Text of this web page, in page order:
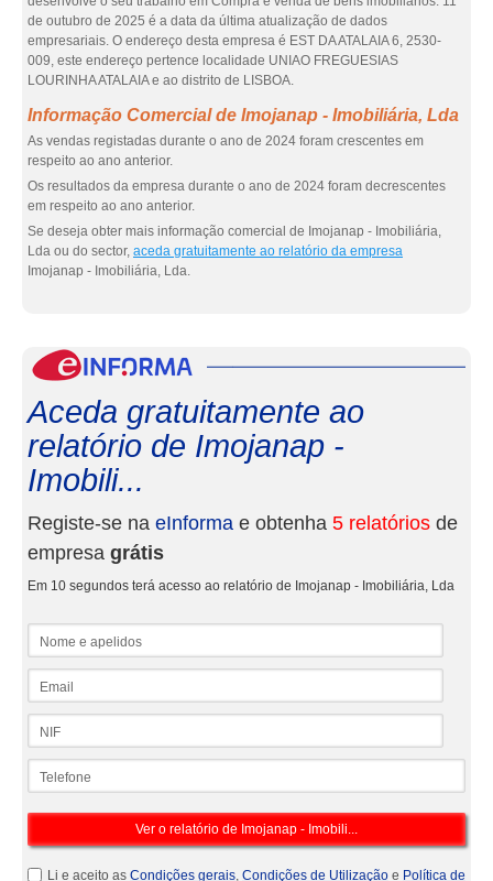
de outubro de 2025 é a data da última atualização de dados
empresariais. O endereço desta empresa é EST DA ATALAIA 6, 2530-
009, este endereço pertence localidade UNIAO FREGUESIAS
LOURINHA ATALAIA e ao distrito de LISBOA.
Informação Comercial de Imojanap - Imobiliária, Lda
As vendas registadas durante o ano de 2024 foram crescentes em
respeito ao ano anterior.
Os resultados da empresa durante o ano de 2024 foram decrescentes
em respeito ao ano anterior.
Se deseja obter mais informação comercial de Imojanap - Imobiliária,
Lda ou do sector, aceda gratuitamente ao relatório da empresa
Imojanap - Imobiliária, Lda.
Aceda gratuitamente ao
relatório de Imojanap -
Imobili...
Registe-se na eInforma e obtenha 5 relatórios de
empresa grátis
Em 10 segundos terá acesso ao relatório de Imojanap - Imobiliária, Lda
Li e aceito as Condições gerais, Condições de Utilização e Política de